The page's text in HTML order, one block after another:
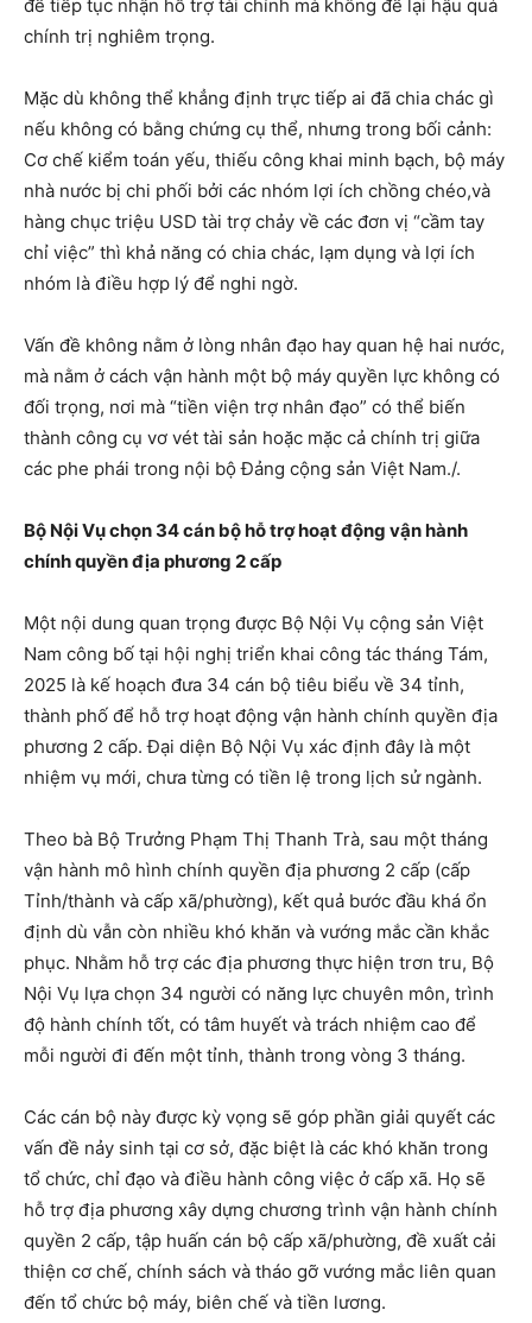
để tiếp tục nhận hỗ trợ tài chính mà không để lại hậu quả
chính trị nghiêm trọng.
Mặc dù không thể khẳng định trực tiếp ai đã chia chác gì
nếu không có bằng chứng cụ thể, nhưng trong bối cảnh:
Cơ chế kiểm toán yếu, thiếu công khai minh bạch, bộ máy
nhà nước bị chi phối bởi các nhóm lợi ích chồng chéo,và
hàng chục triệu USD tài trợ chảy về các đơn vị “cầm tay
chỉ việc” thì khả năng có chia chác, lạm dụng và lợi ích
nhóm là điều hợp lý để nghi ngờ.
Vấn đề không nằm ở lòng nhân đạo hay quan hệ hai nước,
mà nằm ở cách vận hành một bộ máy quyền lực không có
đối trọng, nơi mà “tiền viện trợ nhân đạo” có thể biến
thành công cụ vơ vét tài sản hoặc mặc cả chính trị giữa
các phe phái trong nội bộ Đảng cộng sản Việt Nam./.
Bộ Nội Vụ chọn 34 cán bộ hỗ trợ hoạt động vận hành
chính quyền địa phương 2 cấp
Một nội dung quan trọng được Bộ Nội Vụ cộng sản Việt
Nam công bố tại hội nghị triển khai công tác tháng Tám,
2025 là kế hoạch đưa 34 cán bộ tiêu biểu về 34 tỉnh,
thành phố để hỗ trợ hoạt động vận hành chính quyền địa
phương 2 cấp. Đại diện Bộ Nội Vụ xác định đây là một
nhiệm vụ mới, chưa từng có tiền lệ trong lịch sử ngành.
Theo bà Bộ Trưởng Phạm Thị Thanh Trà, sau một tháng
vận hành mô hình chính quyền địa phương 2 cấp (cấp
Tỉnh/thành và cấp xã/phường), kết quả bước đầu khá ổn
định dù vẫn còn nhiều khó khăn và vướng mắc cần khắc
phục. Nhằm hỗ trợ các địa phương thực hiện trơn tru, Bộ
Nội Vụ lựa chọn 34 người có năng lực chuyên môn, trình
độ hành chính tốt, có tâm huyết và trách nhiệm cao để
mỗi người đi đến một tỉnh, thành trong vòng 3 tháng.
Các cán bộ này được kỳ vọng sẽ góp phần giải quyết các
vấn đề nảy sinh tại cơ sở, đặc biệt là các khó khăn trong
tổ chức, chỉ đạo và điều hành công việc ở cấp xã. Họ sẽ
hỗ trợ địa phương xây dựng chương trình vận hành chính
quyền 2 cấp, tập huấn cán bộ cấp xã/phường, đề xuất cải
thiện cơ chế, chính sách và tháo gỡ vướng mắc liên quan
đến tổ chức bộ máy, biên chế và tiền lương.